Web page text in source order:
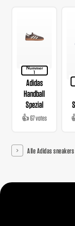
Nummer
1
Adidas
Handball
Spezial
👍 67 votes
Alle Adidas sneakers